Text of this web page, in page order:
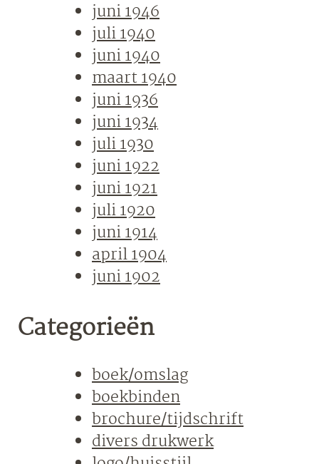
juni 1946
juli 1940
juni 1940
maart 1940
juni 1936
juni 1934
juli 1930
juni 1922
juni 1921
juli 1920
juni 1914
april 1904
juni 1902
Categorieën
boek/omslag
boekbinden
brochure/tijdschrift
divers drukwerk